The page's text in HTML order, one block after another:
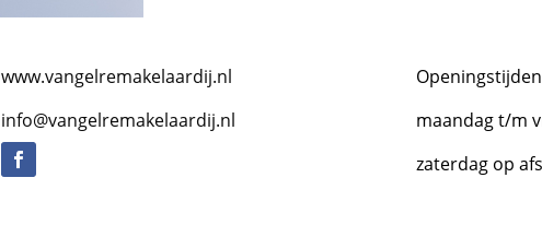
www.vangelremakelaardij.nl
info@vangelremakelaardij.nl
Openingstijden
maandag t/m
zaterdag op